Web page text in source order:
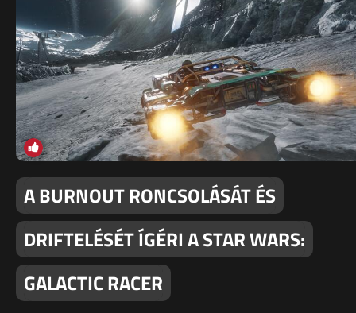
A BURNOUT RONCSOLÁSÁT ÉS
DRIFTELÉSÉT ÍGÉRI A STAR WARS:
GALACTIC RACER